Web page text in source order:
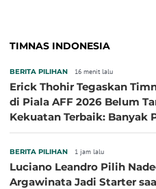
TIMNAS INDONESIA
BERITA PILIHAN 16 menit lalu
Erick Thohir Tegaskan
di Piala AFF 2026 Belum
Kekuatan Terbaik: Banyak
BERITA PILIHAN 1 jam lalu
Luciano Leandro Pilih
Argawinata Jadi Starter